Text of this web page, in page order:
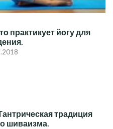
практикует йогу для
традиция
шиваизма.